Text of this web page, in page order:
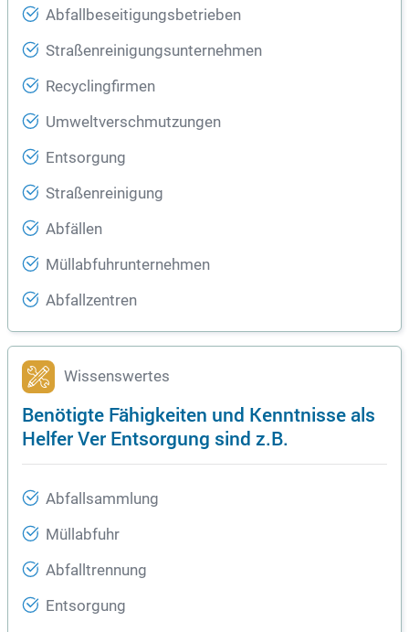
Abfallbeseitigungsbetrieben
Straßenreinigungsunternehmen
Recyclingfirmen
Umweltverschmutzungen
Entsorgung
Straßenreinigung
Abfällen
Müllabfuhrunternehmen
Abfallzentren
Wissenswertes
Benötigte Fähigkeiten und Kenntnisse als
Helfer Ver Entsorgung sind z.B.
Abfallsammlung
Müllabfuhr
Abfalltrennung
Entsorgung